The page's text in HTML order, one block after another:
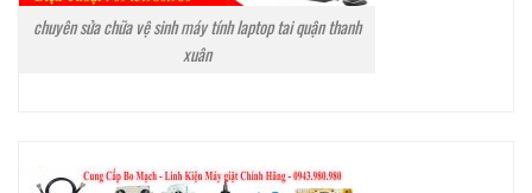
chuyên sửa chữa vệ sinh máy tính laptop tai quận thanh
xuân